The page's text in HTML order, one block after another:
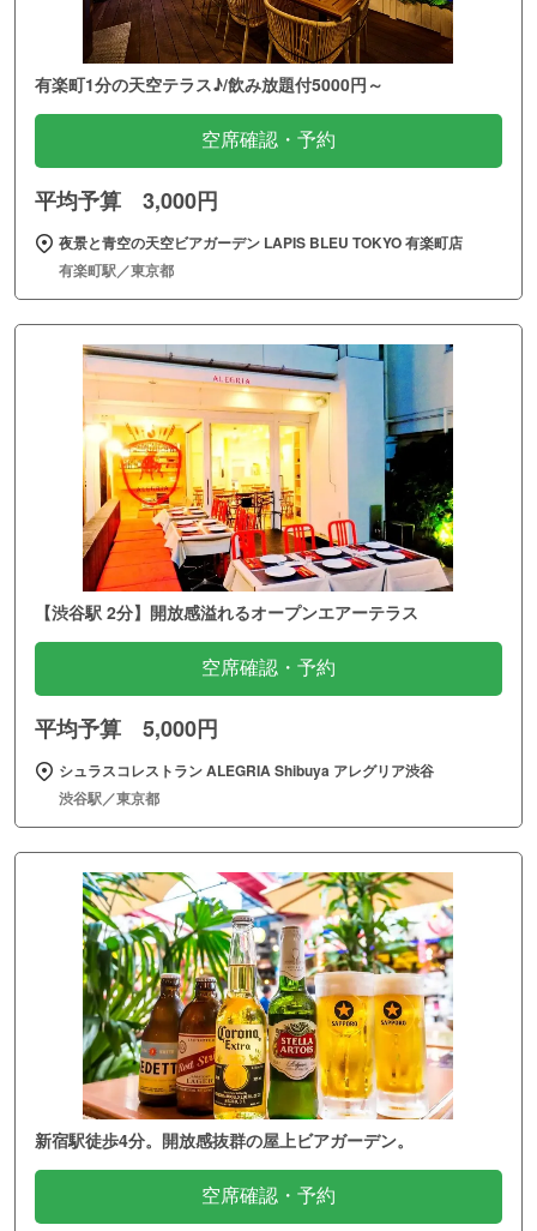
有楽町1分の天空テラス♪/飲み放題付5000円～
空席確認・予約
平均予算 3,000円
夜景と青空の天空ビアガーデン LAPIS BLEU TOKYO 有楽町店
有楽町駅／東京都
【渋谷駅 2分】開放感溢れるオープンエアーテラス
空席確認・予約
平均予算 5,000円
シュラスコレストラン ALEGRIA Shibuya アレグリア渋谷
渋谷駅／東京都
新宿駅徒歩4分。開放感抜群の屋上ビアガーデン。
空席確認・予約